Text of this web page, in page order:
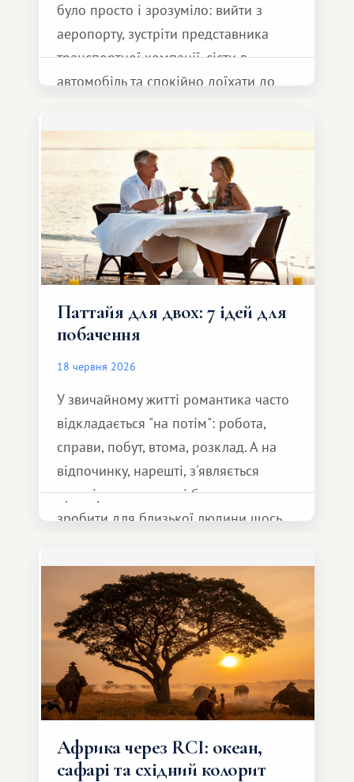
було просто і зрозуміло: вийти з
аеропорту, зустріти представника
транспортної компанії, сісти в
автомобіль та спокійно доїхати до
Паттайя для двох: 7 ідей для
побачення
18 червня 2026
У звичайному житті романтика часто
відкладається "на потім": робота,
справи, побут, втома, розклад. А на
відпочинку, нарешті, з'являється
простір для двох — і бажання
зробити для близької людини щось
але тепле і незабутнє :)
Африка через RCI: океан,
сафарі та східний колорит